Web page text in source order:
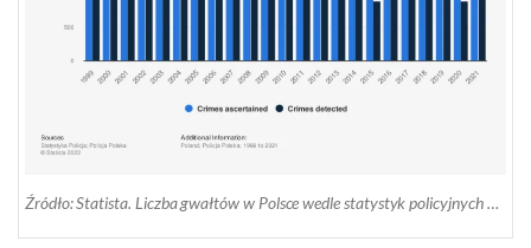
Źródło: Statista. Liczba gwałtów w Polsce wedle statystyk policyjnych w latach 1999 – 2021